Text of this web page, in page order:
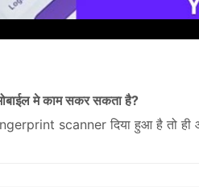
मे काम सकर सकता है?
scanner दिया हुआ है तो